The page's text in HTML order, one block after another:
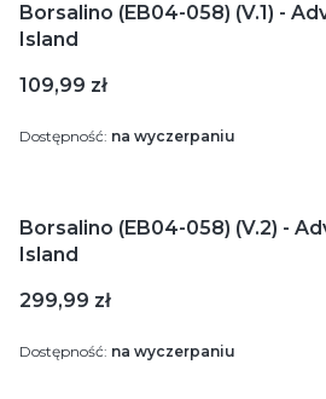
Borsalino (EB04-058) (V.1) -
Island
Cena
109,99 zł
Dostępność: na wyczerpaniu
Borsalino (EB04-058) (V.2) -
Island
Cena
299,99 zł
Dostępność: na wyczerpaniu